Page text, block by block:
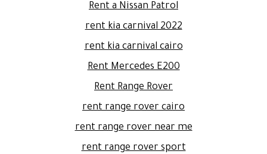
Rent a Nissan Patrol
rent kia carnival 2022
rent kia carnival cairo
Rent Mercedes E200
Rent Range Rover
rent range rover cairo
rent range rover near me
rent range rover sport